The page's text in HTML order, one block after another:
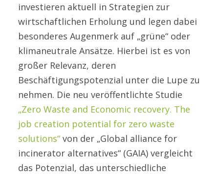
investieren aktuell in Strategien zur
wirtschaftlichen Erholung und legen dabei
besonderes Augenmerk auf „grüne“ oder
klimaneutrale Ansätze. Hierbei ist es von
großer Relevanz, deren
Beschäftigungspotenzial unter die Lupe zu
nehmen. Die neu veröffentlichte Studie
„Zero Waste and Economic recovery. The
job creation potential for zero waste
solutions“ von der „Global alliance for
incinerator alternatives“ (GAIA) vergleicht
das Potenzial, das unterschiedliche